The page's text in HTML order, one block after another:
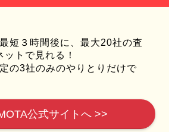
短３時間後に、最大20社の査
ットで見れる！
の3社のみのやりとりだけで
公式サイトへ >>